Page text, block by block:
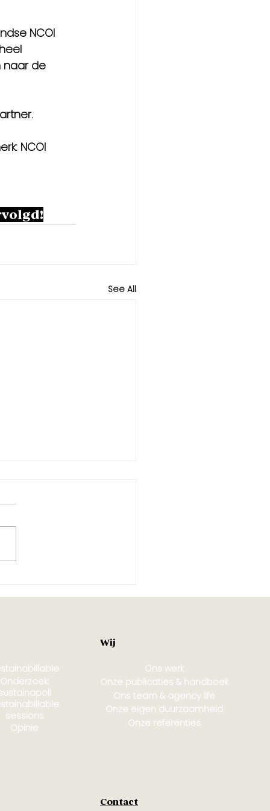
NCOI
naar de
.
NCOI
See All
wil
Wij
Ons werk
Onze publicaties & handboek
Ons team & agency life
Onze eigen duurzaamheid
Onze referenties
Onderzoek:
sessions
Opinie
Contact